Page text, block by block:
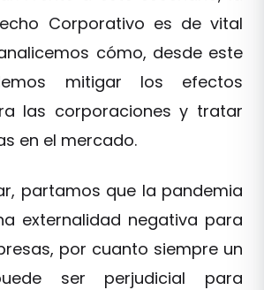
Corporativo es de vital
cómo, desde este
mitigar los efectos
las corporaciones y tratar
en el mercado.
partamos que la pandemia
externalidad negativa para
por cuanto siempre un
ser perjudicial para